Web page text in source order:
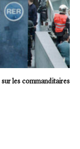
sur les commanditaires